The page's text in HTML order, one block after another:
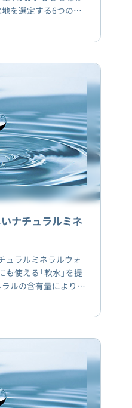
を選定する6つの基
品質においても独自
査を実施していま
ナチュラルミネ
ュラルミネラルウォ
も使える「軟水」を提
ルの含有量により、
れますが、一般的に
れています。プレミ